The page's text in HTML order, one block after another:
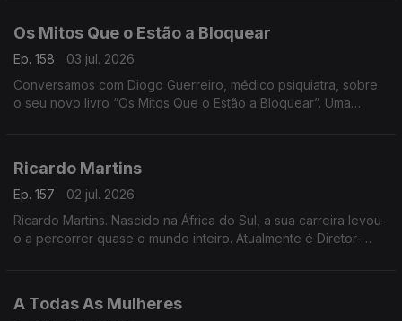
Os Mitos Que o Estão a Bloquear
Ep. 158
03 jul. 2026
Conversamos com Diogo Guerreiro, médico psiquiatra, sobre
o seu novo livro “Os Mitos Que o Estão a Bloquear”. Uma
Ricardo Martins
Ep. 157
02 jul. 2026
Ricardo Martins. Nascido na África do Sul, a sua carreira levou-
o a percorrer quase o mundo inteiro. Atualmente é Diretor-
A Todas As Mulheres